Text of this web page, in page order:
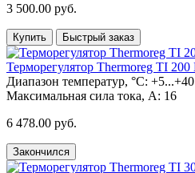
3 500.00 руб.
Купить Быстрый заказ
Терморегулятор Thermoreg TI 200
Диапазон температур, °С: +5...+40
Максимальная сила тока, А: 16
6 478.00 руб.
Закончился